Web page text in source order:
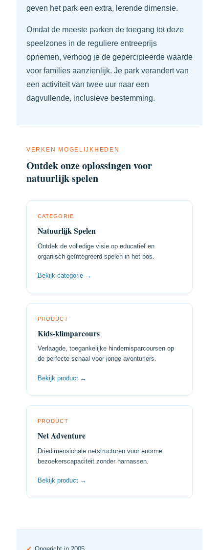
geven het park een extra, lerende dimensie.
Omdat de meeste parken de toegang tot deze
speelzones in de reguliere entreeprijs
opnemen, verhoog je de gepercipieerde waarde
voor families aanzienlijk. Je park verandert van
een activiteit van twee uur naar een
dagvullende, inclusieve bestemming.
VERKEN MOGELIJKHEDEN
Ontdek onze oplossingen voor
natuurlijk spelen
CATEGORIE
Natuurlijk Spelen
Ontdek de volledige visie op educatief en
organisch geïntegreerd spelen in het bos.
Bekijk categorie →
PRODUCT
Kids-klimparcours
Verlaagde, toegankelijke hindernisparcoursen op
de perfecte schaal voor jonge avonturiers.
Bekijk product →
PRODUCT
Net Adventure
Driedimensionale netstructuren voor enorme
bezoekerscapaciteit zonder harnassen.
Bekijk product →